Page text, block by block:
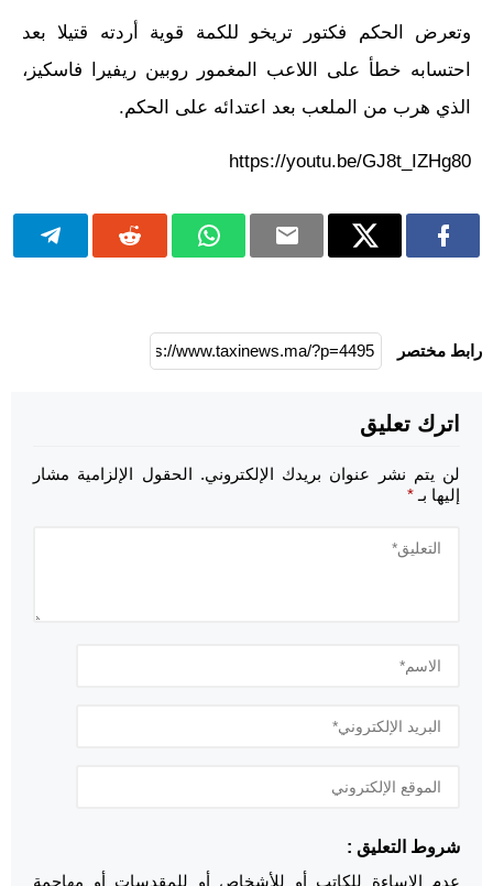
وتعرض الحكم فكتور تريخو للكمة قوية أردته قتيلا بعد
احتسابه خطأ على اللاعب المغمور روبين ريفيرا فاسكيز،
الذي هرب من الملعب بعد اعتدائه على الحكم.
https://youtu.be/GJ8t_IZHg80
رابط مختصر
اترك تعليق
لن يتم نشر عنوان بريدك الإلكتروني. الحقول الإلزامية مشار
إليها بـ *
شروط التعليق :
عدم الإساءة للكاتب أو للأشخاص أو للمقدسات أو مهاجمة